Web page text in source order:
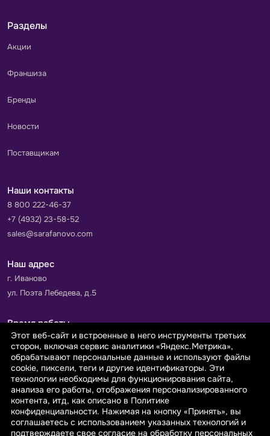
Разделы
Акции
Франшиза
Бренды
Новости
Поставщикам
Наши контакты
8 800 222-46-37
+7 (4932) 23-58-52
sales@sarafanovo.com
Наш адрес
г. Иваново
ул. Поэта Лебедева, д.5
Время работы
Пн-Пт с 9.00 до 18.00
Сб-Вс: выходной
Принимаем к оплате
Этот веб-сайт и встроенные в него инструменты третьих
сторон, включая сервис аналитики «Яндекс.Метрика»,
обрабатывают персональные данные и используют файлы
cookie, пиксели, теги и другие идентификаторы. Эти
технологии необходимы для функционирования сайта,
анализа его работы, отображения персонализированного
контента, итд, как описано в Политике
конфиденциальности. Нажимая на кнопку «Принять», вы
соглашаетесь с использованием указанных технологий и
подтверждаете свое согласие на обработку персональных